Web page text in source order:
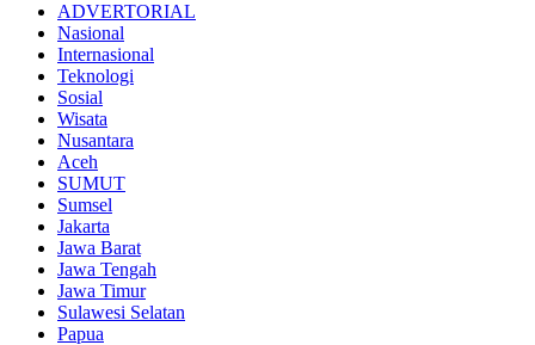
ADVERTORIAL
Nasional
Internasional
Teknologi
Sosial
Wisata
Nusantara
Aceh
SUMUT
Sumsel
Jakarta
Jawa Barat
Jawa Tengah
Jawa Timur
Sulawesi Selatan
Papua